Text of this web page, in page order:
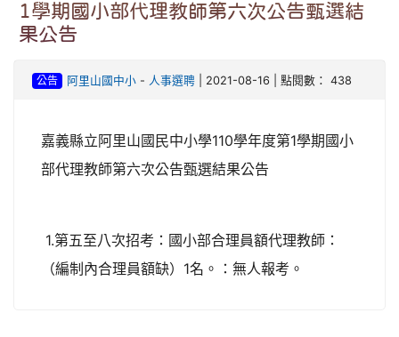
1學期國小部代理教師第六次公告甄選結
果公告
公告 阿里山國中小- 人事選聘| 2021-08-16 | 點閱數： 438
嘉義縣立阿里山國民中小學110學年度第1學期國小
部代理教師第六次公告甄選結果公告
1.第五至八次招考：國小部合理員額代理教師：
（編制內合理員額缺）1名。：無人報考。